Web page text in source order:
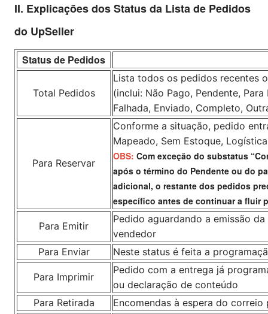
II. Explicações dos Status da Lista de Pedidos
do UpSeller
Status de Pedidos
Total Pedidos
Lista todos os pedidos recentes
(inclui: Não Pago, Pendente,
Falhada, Enviado, Completo,
Para Reservar
Conforme a situação, pedido
Mapeado, Sem Estoque,
OBS: Com exceção do substatus
após o término do Pendente ou do
adicional, o restante dos pedidos
específico antes de continuar a fluir
Para Emitir
Pedido aguardando a emissão da
vendedor
Para Enviar
Neste status é feita a
Para Imprimir
Pedido com a entrega já
ou declaração de conteúdo
Para Retirada
Encomendas à espera do